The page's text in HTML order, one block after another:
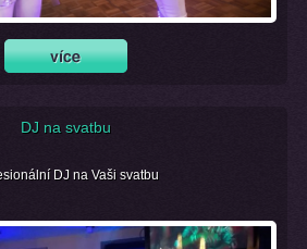
DJ na svatbu
DJ na Vaši svatbu